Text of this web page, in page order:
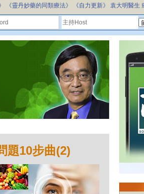
《靈丹妙藥的同類療法》 《自力更新》 袁大明醫生
題10步曲(2)